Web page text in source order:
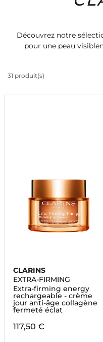
Découvrez notre
pour une peau
Retrouvez une
vous le meilleur de
31 produit(s)
CLARINS
EXTRA-FIRMING
Extra-firming energy
rechargeable - crème
jour anti-âge collagène
fermeté éclat
117,50 €